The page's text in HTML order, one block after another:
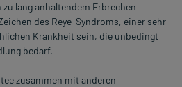
lang anhaltendem Erbrechen
des Reye-Syndroms, einer sehr
Krankheit sein, die unbedingt
bedarf.
zusammen mit anderen